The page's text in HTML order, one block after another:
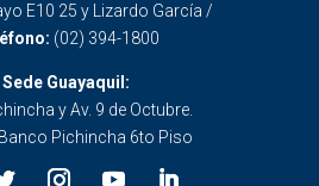
E10 25 y Lizardo García /
(02) 394-1800
Sede Guayaquil:
y Av. 9 de Octubre.
Pichincha 6to Piso